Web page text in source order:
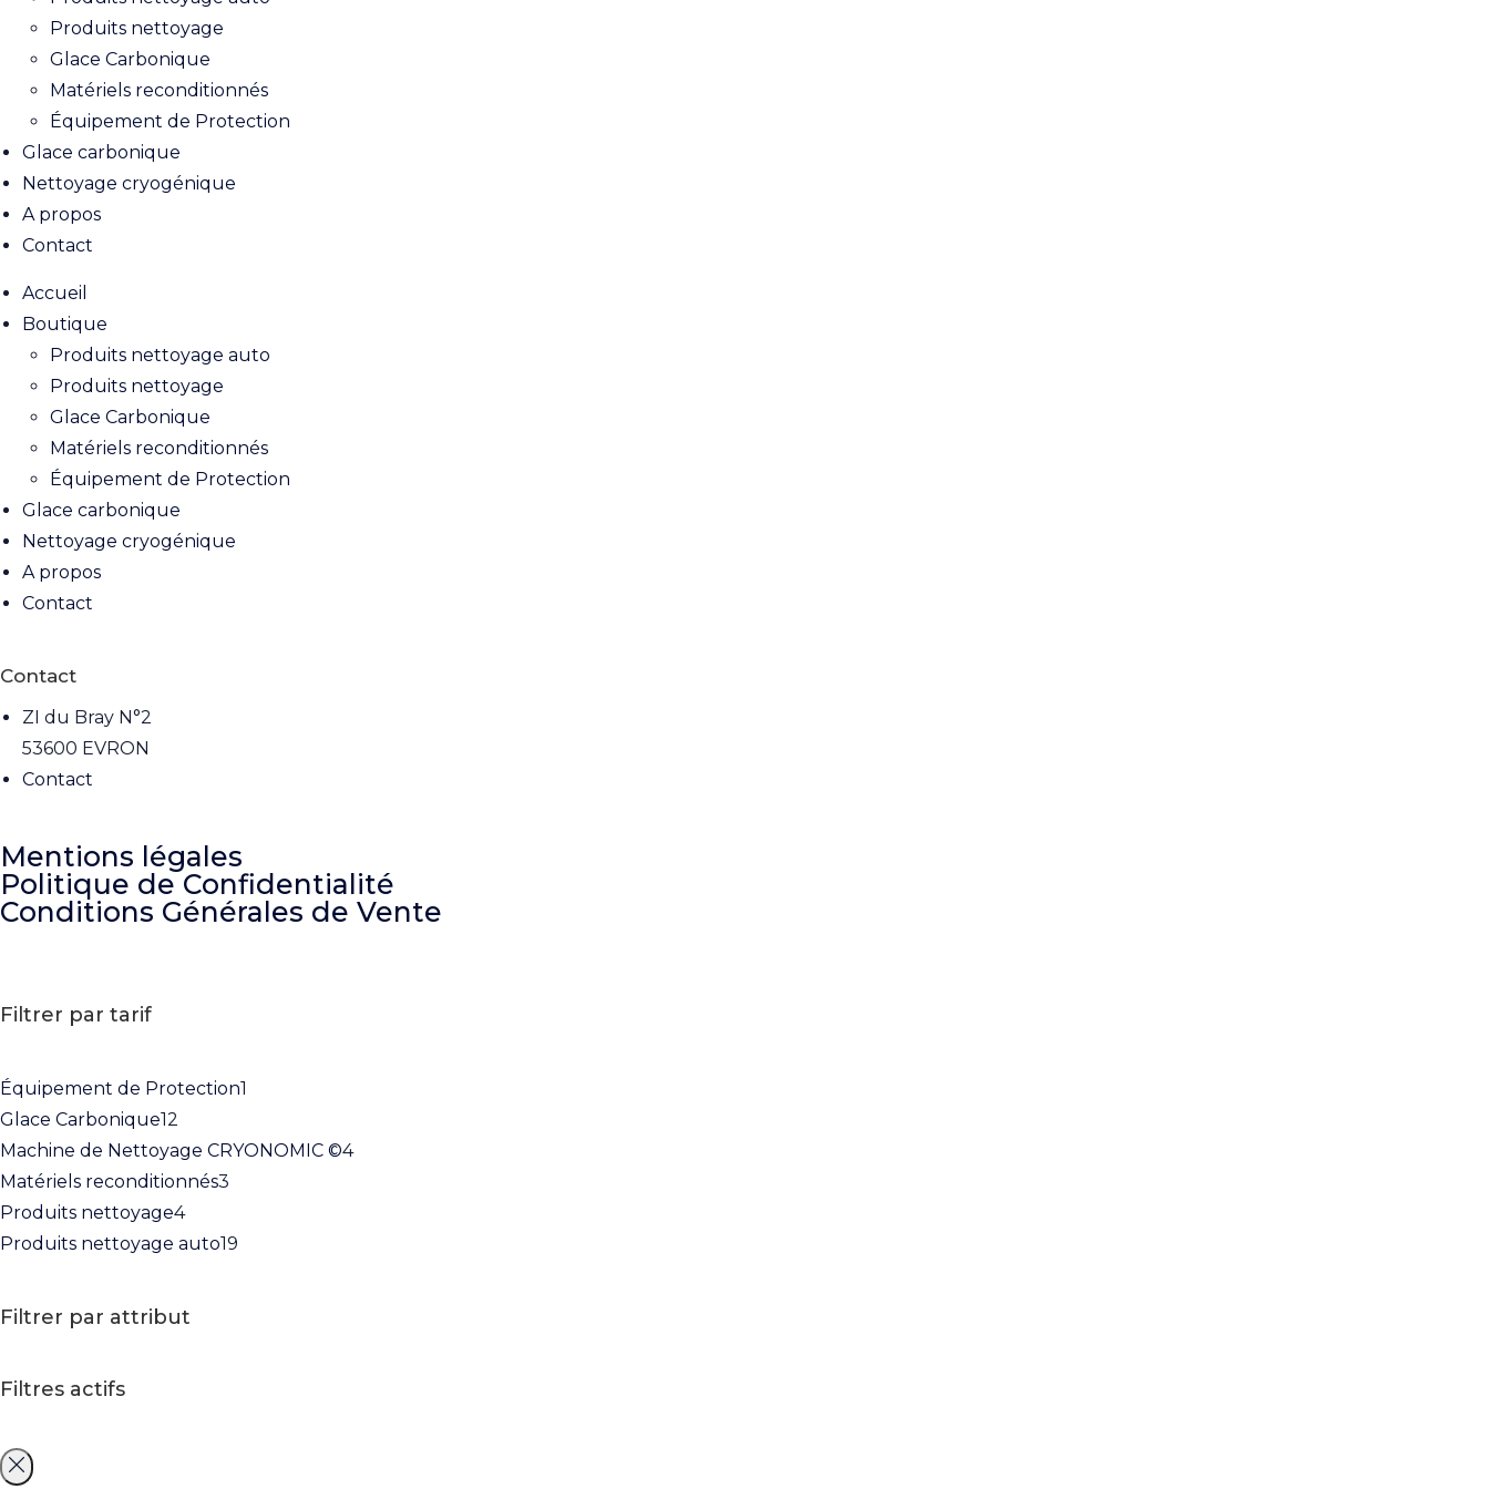
Produits nettoyage
Glace Carbonique
Matériels reconditionnés
Équipement de Protection
Glace carbonique
Nettoyage cryogénique
A propos
Contact
Accueil
Boutique
Produits nettoyage auto
Produits nettoyage
Glace Carbonique
Matériels reconditionnés
Équipement de Protection
Glace carbonique
Nettoyage cryogénique
A propos
Contact
Contact
ZI du Bray N°2
53600 EVRON
Contact
Mentions légales
Politique de Confidentialité
Conditions Générales de Vente
Filtrer par tarif
Équipement de Protection1
Glace Carbonique12
Machine de Nettoyage CRYONOMIC ©4
Matériels reconditionnés3
Produits nettoyage4
Produits nettoyage auto19
Filtrer par attribut
Filtres actifs